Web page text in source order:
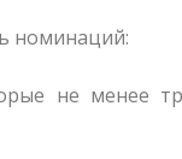
номинаций:
не менее